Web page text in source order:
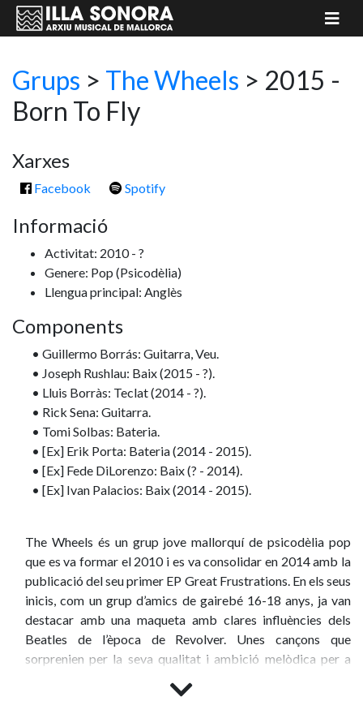
Grups > The Wheels > 2015 -
Born To Fly
Xarxes
Facebook Spotify
Informació
Activitat: 2010 - ?
Genere: Pop (Psicodèlia)
Llengua principal: Anglès
Components
• Guillermo Borrás: Guitarra, Veu.
• Joseph Rushlau: Baix (2015 - ?).
• Lluis Borràs: Teclat (2014 - ?).
• Rick Sena: Guitarra.
• Tomi Solbas: Bateria.
• [Ex] Erik Porta: Bateria (2014 - 2015).
• [Ex] Fede DiLorenzo: Baix (? - 2014).
• [Ex] Ivan Palacios: Baix (2014 - 2015).
The Wheels és un grup jove mallorquí de psicodèlia pop
que es va formar el 2010 i es va consolidar en 2014 amb la
publicació del seu primer EP Great Frustrations. En els seus
inicis, com un grup d’amics de gairebé 16-18 anys, ja van
destacar amb una maqueta amb clares influències dels
Beatles de l’època de Revolver. Unes cançons que
sorprenien per la seva qualitat i ambició melòdica per a